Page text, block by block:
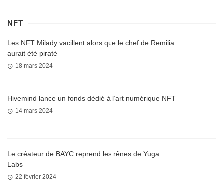
NFT
Les NFT Milady vacillent alors que le chef de Remilia
aurait été piraté
18 mars 2024
Hivemind lance un fonds dédié à l’art numérique NFT
14 mars 2024
Le créateur de BAYC reprend les rênes de Yuga
Labs
22 février 2024